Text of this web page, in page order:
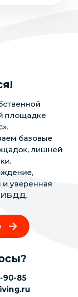
площадке
базовые
лишней
уверенная
90-85